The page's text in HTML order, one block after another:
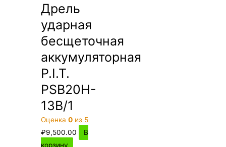
Дрель
ударная
бесщеточная
аккумуляторная
P.I.T.
PSB20H-
13B/1
Оценка0 из 5
₽9,500.00
В
корзину